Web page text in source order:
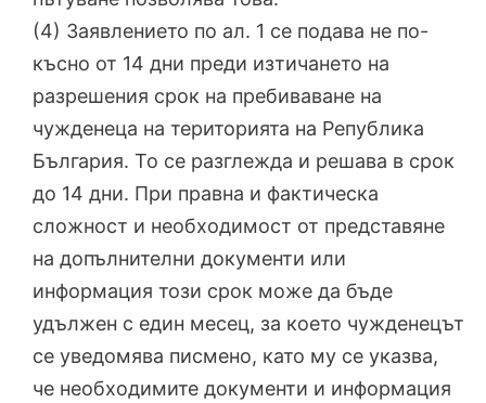
(4) Заявлението по ал. 1 се подава не по-
късно от 14 дни преди изтичането на
разрешения срок на пребиваване на
чужденеца на територията на Република
България. То се разглежда и решава в срок
до 14 дни. При правна и фактическа
сложност и необходимост от представяне
на допълнителни документи или
информация този срок може да бъде
удължен с един месец, за което чужденецът
се уведомява писмено, като му се указва,
че необходимите документи и информация